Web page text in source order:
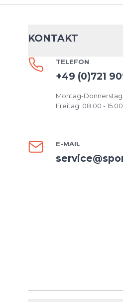
KONTAKT
TELEFON
+49 (0)721
Montag-
Freitag: 08:00 - 15:00
E-MAIL